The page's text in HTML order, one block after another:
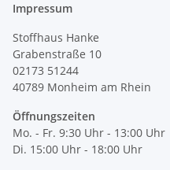
Impressum
Stoffhaus Hanke
Grabenstraße 10
02173 51244
40789 Monheim am Rhein
Öffnungszeiten
Mo. - Fr. 9:30 Uhr - 13:00 Uhr
Di. 15:00 Uhr - 18:00 Uhr